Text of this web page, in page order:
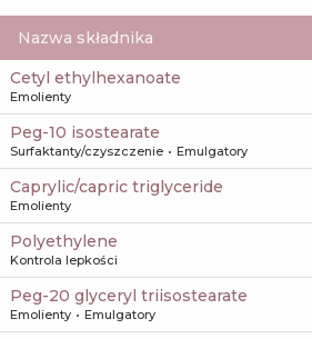
Nazwa składnika
cetyl ethylhexanoate
Emolienty
peg-10 isostearate
Surfaktanty/czyszczenie Emulgatory
caprylic/capric triglyceride
Emolienty
polyethylene
Kontrola lepkości
peg-20 glyceryl triisostearate
Emolienty Emulgatory